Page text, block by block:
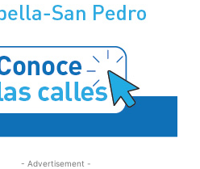
- Advertisement -